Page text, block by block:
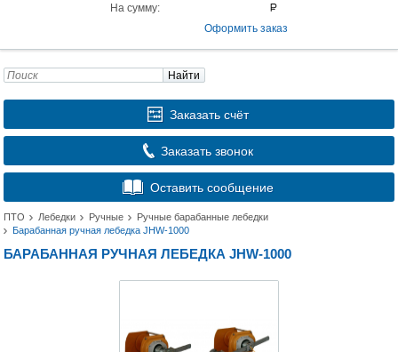
На сумму:
Оформить заказ
Найти
Заказать счёт
Заказать звонок
Оставить сообщение
ПТО Лебедки Ручные
Ручные барабанные лебедки
Барабанная ручная лебедка JHW-1000
БАРАБАННАЯ РУЧНАЯ ЛЕБЕДКА JHW-1000